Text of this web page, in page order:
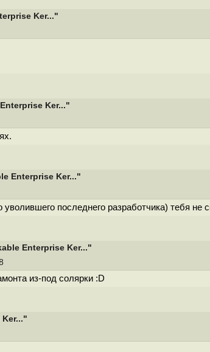
Ker..."
Ker..."
Enterprise Ker..."
последнего разработчика) тебя не
Enterprise Ker..."
из-под солярки :D